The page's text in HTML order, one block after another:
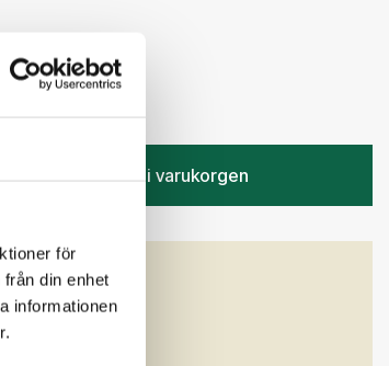
för
din enhet
informationen
Lägg i varukorgen